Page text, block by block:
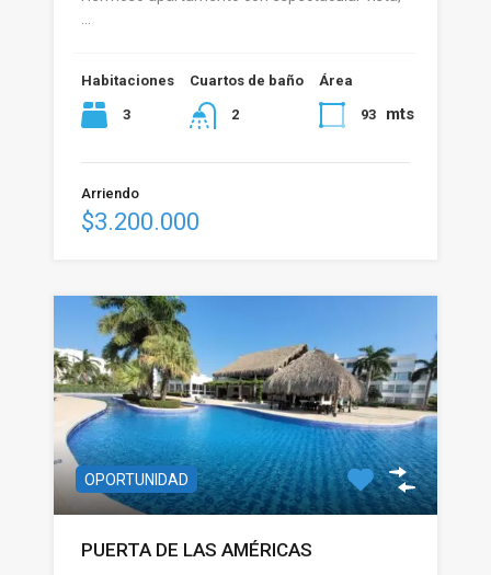
…
Habitaciones
3
Cuartos de baño
2
Área
93 mts
Arriendo
$3.200.000
OPORTUNIDAD
PUERTA DE LAS AMÉRICAS